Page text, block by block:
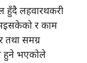
हुँदै लहवारथकरी
र काम
तथा समग्र
हुने भएकोले